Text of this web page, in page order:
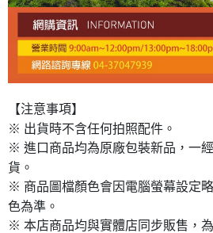
【注意事項】
※ 出貨時不含任何拍照配件。
※ 進口商品均為原廠包裝新品，一
貨。
※ 商品圖檔顏色會因電腦螢幕設定
色為準。
※ 本店商品均與實體店同步販售，